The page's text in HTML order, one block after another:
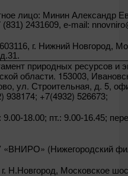
лицо: Минин Александр
(831) 2431609, e-mail:
г. Нижний Новгород,
природных ресурсов и
области. 153003,
ул. Строительная, д. 5,
938174; +7(4932) 526673;
9.00-18.00; пт.: 9.00-16.45;
(Нижегородский
г. Н.Новгород, Московское